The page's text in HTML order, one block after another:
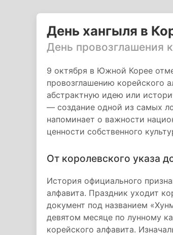
День хангыля в
День провозглашения
9 октября в Южной Корее
провозглашению корейского
абстрактную идею или
— создание одной из самых
напоминает о важности
ценности собственного
От королевского указа
История официального
алфавита. Праздник уходит
документ под названием
девятом месяце по лунному
корейского алфавита.